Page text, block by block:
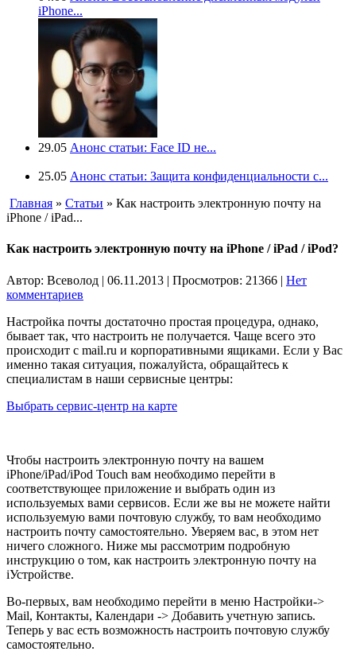
iPhone...
29.05 Анонс статьи: Face ID не...
25.05 Анонс статьи: Защита конфиденциальности с...
Главная » Статьи » Как настроить электронную почту на
iPhone / iPad...
Как настроить электронную почту на iPhone / iPad / iPod?
Автор: Всеволод | 06.11.2013 | Просмотров: 21366 | Нет
комментариев
Настройка почты достаточно простая процедура, однако,
бывает так, что настроить не получается. Чаще всего это
происходит с mail.ru и корпоративными ящиками. Если у Вас
именно такая ситуация, пожалуйста, обращайтесь к
специалистам в наши сервисные центры:
Выбрать сервис-центр на карте
Чтобы настроить электронную почту на вашем
iPhone/iPad/iPod Touch вам необходимо перейти в
соответствующее приложение и выбрать один из
используемых вами сервисов. Если же вы не можете найти
используемую вами почтовую службу, то вам необходимо
настроить почту самостоятельно. Уверяем вас, в этом нет
ничего сложного. Ниже мы рассмотрим подробную
инструкцию о том, как настроить электронную почту на
iУстройстве.
Во-первых, вам необходимо перейти в меню Настройки->
Mail, Контакты, Календари -> Добавить учетную запись.
Теперь у вас есть возможность настроить почтовую службу
самостоятельно.